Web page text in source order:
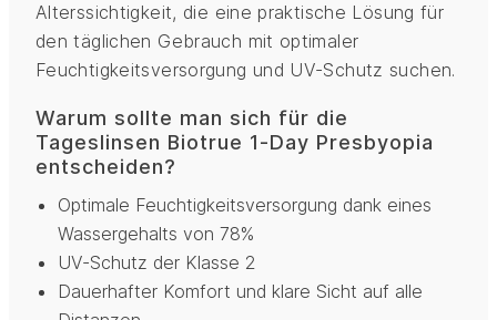
Alterssichtigkeit, die eine praktische Lösung für
den täglichen Gebrauch mit optimaler
Feuchtigkeitsversorgung und UV-Schutz suchen.
Warum sollte man sich für die
Tageslinsen Biotrue 1-Day Presbyopia
entscheiden?
Optimale Feuchtigkeitsversorgung dank eines
Wassergehalts von 78%
UV-Schutz der Klasse 2
Dauerhafter Komfort und klare Sicht auf alle